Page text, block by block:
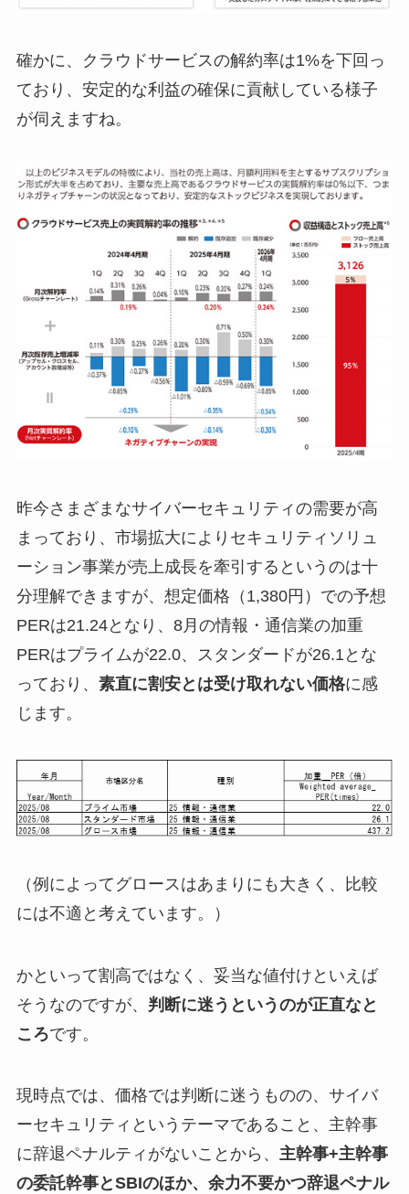
確かに、クラウドサービスの解約率は1%を下回っ
ており、安定的な利益の確保に貢献している様子
が伺えますね。
昨今さまざまなサイバーセキュリティの需要が高
まっており、市場拡大によりセキュリティソリュ
ーション事業が売上成長を牽引するというのは十
分理解できますが、想定価格（1,380円）での予想
PERは21.24となり、8月の情報・通信業の加重
PERはプライムが22.0、スタンダードが26.1とな
っており、 素直に割安とは受け取れない価格に感
じます。
（例によってグロースはあまりにも大きく、比較
には不適と考えています。）
かといって割高ではなく、妥当な値付けといえば
そうなのですが、 判断に迷うというのが正直なと
ころです。
現時点では、価格では判断に迷うものの、サイバ
ーセキュリティというテーマであること、主幹事
に辞退ペナルティがないことから、 主幹事+主幹事
の委託幹事とSBIのほか、余力不要かつ辞退ペナル